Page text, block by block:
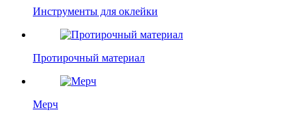
Инструменты для оклейки
Протирочный материал
Мерч